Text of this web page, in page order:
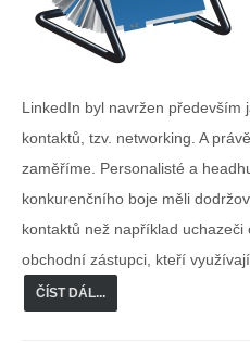
LinkedIn byl navržen především
kontaktů, tzv. networking. A
zaměříme. Personalisté a
konkurenčního boje měli
kontaktů než například
obchodní zástupci, kteří
ČÍST DÁL...